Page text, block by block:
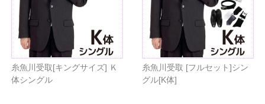
糸魚川受取[キングサイズ] Ｋ
体シングル
糸魚川受取 [フルセット]シン
グル[K体]